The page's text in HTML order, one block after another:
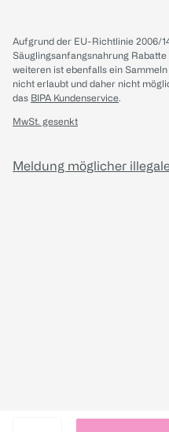
Aufgrund der EU-Richtlinie 2006/
Säuglingsanfangsnahrung
weiteren ist ebenfalls ein
nicht erlaubt und daher nicht
das BIPA Kundenservice.
MwSt. gesenkt
Meldung möglicher